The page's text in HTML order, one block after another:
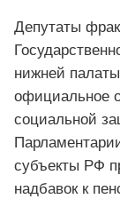
Депутаты
нижней
официальное
социальной
субъекты РФ
надбавок к